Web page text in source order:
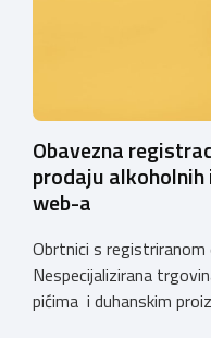
Obavezna
prodaju
web-a
Obrtnici s registriranom
Nespecijalizirana
pićima i duhanskim